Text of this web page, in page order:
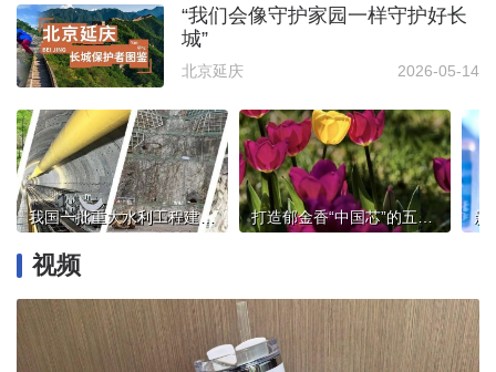
“我们会像守护家园一样守护好长
城”
北京延庆 2026-05-14
我国一批重大水利工程建设按下加速键 打造郁金香“中国芯”的五家渠实践
视频